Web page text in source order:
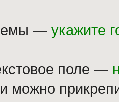
— укажите
поле —
можно